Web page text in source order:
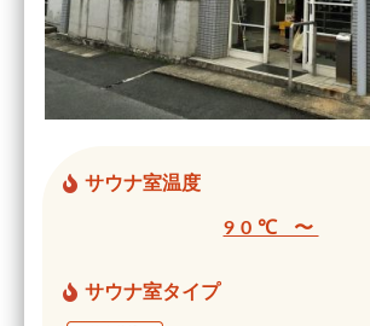
サウナ室温度
90℃ 〜
サウナ室タイプ